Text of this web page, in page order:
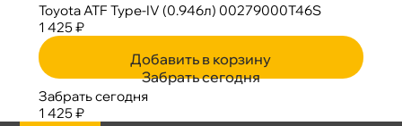
Toyota ATF Type-IV (0.946л) 00279000T46S
1 425 ₽
Добавить в корзину
Забрать сегодня
Забрать сегодня
1 425 ₽